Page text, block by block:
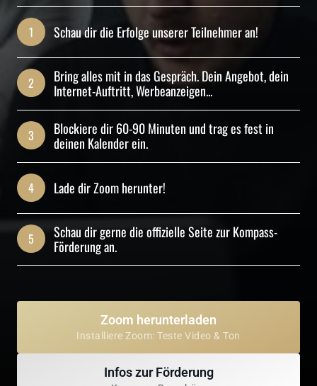
1 Schau dir die Erfolge unserer Teilnehmer an!
2
Bring alles mit in das Gespräch. Dein Angebot, dein
Internet-Auftritt, Werbeanzeigen...
3
Blockiere dir 60-90 Minuten und trag es fest in
deinen Kalender ein.
4 Lade dir Zoom herunter!
5
Schau dir gerne die offizielle Seite zur Kompass-
Förderung an.
Zoom herunterladen
Installiere Zoom: Teste Video & Ton
Infos zur Förderung